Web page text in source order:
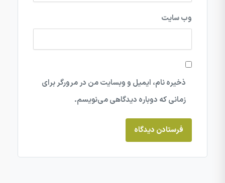
وب‌ سایت
ذخیره نام، ایمیل و وبسایت من در مرورگر برای
زمانی که دوباره دیدگاهی می‌نویسم.